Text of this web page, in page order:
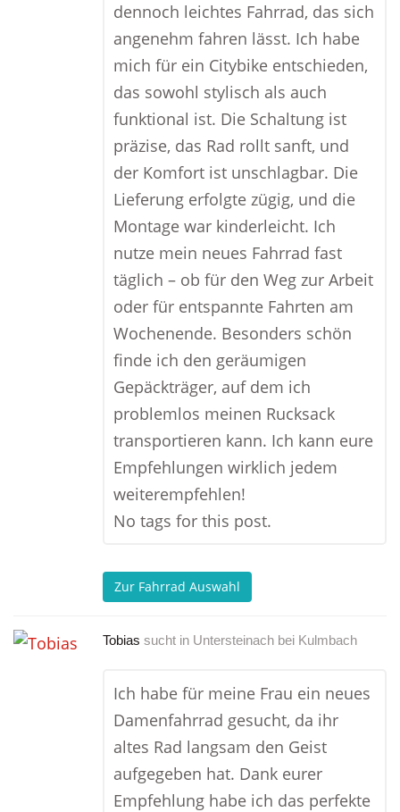
dennoch leichtes Fahrrad, das sich
angenehm fahren lässt. Ich habe
mich für ein Citybike entschieden,
das sowohl stylisch als auch
funktional ist. Die Schaltung ist
präzise, das Rad rollt sanft, und
der Komfort ist unschlagbar. Die
Lieferung erfolgte zügig, und die
Montage war kinderleicht. Ich
nutze mein neues Fahrrad fast
täglich – ob für den Weg zur Arbeit
oder für entspannte Fahrten am
Wochenende. Besonders schön
finde ich den geräumigen
Gepäckträger, auf dem ich
problemlos meinen Rucksack
transportieren kann. Ich kann eure
Empfehlungen wirklich jedem
weiterempfehlen!
No tags for this post.
Zur Fahrrad Auswahl
Tobias sucht in Untersteinach bei Kulmbach
Ich habe für meine Frau ein neues
Damenfahrrad gesucht, da ihr
altes Rad langsam den Geist
aufgegeben hat. Dank eurer
Empfehlung habe ich das perfekte